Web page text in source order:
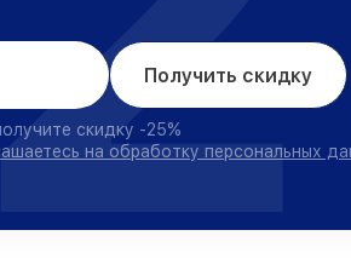
Получить скидку
скидку -25%
на обработку персональных